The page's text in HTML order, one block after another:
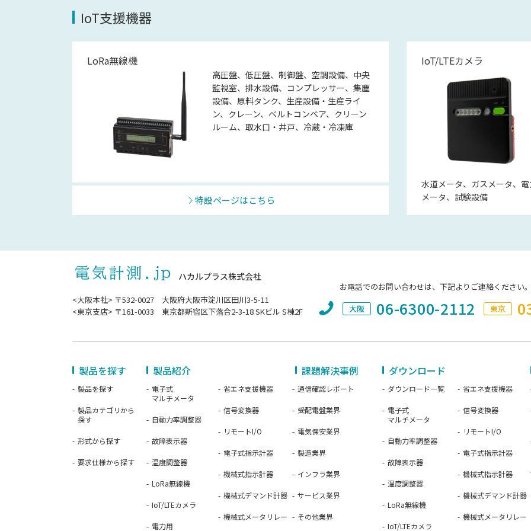
IoT支援機器
LoRa無線機
高圧盤、低圧盤、制御盤、空調設備、中央
監視室、排水設備、コンプレッサー、集塵
設備、原料タンク、生産設備・生産ライ
ン、クレーン、ベルトコンベア、クリーン
ルーム、取水口・井戸、冷蔵・冷凍庫
特設ページはこちら
IoT/LTEカメラ
水道メータ、ガスメータ、
メータ、試験設備
製品を探す
製品を探す
製品カテゴリから
探す
形式から探す
要求仕様から探す
製品紹介 課題解決事例
電子式
マルチメータ
自動力率調整器
故障表示器
温度調整器
LoRa無線機
IoT/LTEカメラ
電力用
省エネ支援機器
信号変換器
リモートI/O
電子式指示計器
機械式指示計器
機械式デマンド計器
機械式メータリレー
通信確認レポート
受配電盤業界
電気保安業界
製造業界
インフラ業界
サービス業界
その他業界
ダウンロード
ダウンロード一覧
電子式
マルチメータ
自動力率調整器
故障表示器
温度調整器
LoRa無線機
IoT/LTEカメラ
省エネ支援機器
信号変換器
リモートI/O
電子式指示計器
機械式指示計器
機械式デマンド計器
機械式メータリレー
ハカルプラス株式会社
<大阪本社> 〒532-0027 大阪府大阪市淀川区田川3-5-11
<東京支店> 〒161-0033 東京都新宿区下落合2-3-18 SKビル S棟2F
お電話でのお問い合わせは、下記よりご連絡ください
大阪
06-6300-2112 東京